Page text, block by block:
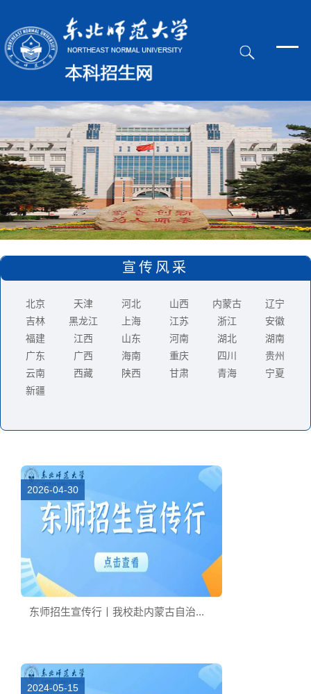
宣传风采
北京 天津 河北 山西 内蒙古
辽宁
吉林
黑龙江 上海 江苏 浙江
安徽
福建
江西 山东 河南 湖北
湖南
广东
广西 海南 重庆 四川
贵州
云南
西藏 陕西 甘肃 青海
宁夏
新疆
东师招生宣传行丨我校赴内蒙古自治...
2026-04-30
2024-05-15